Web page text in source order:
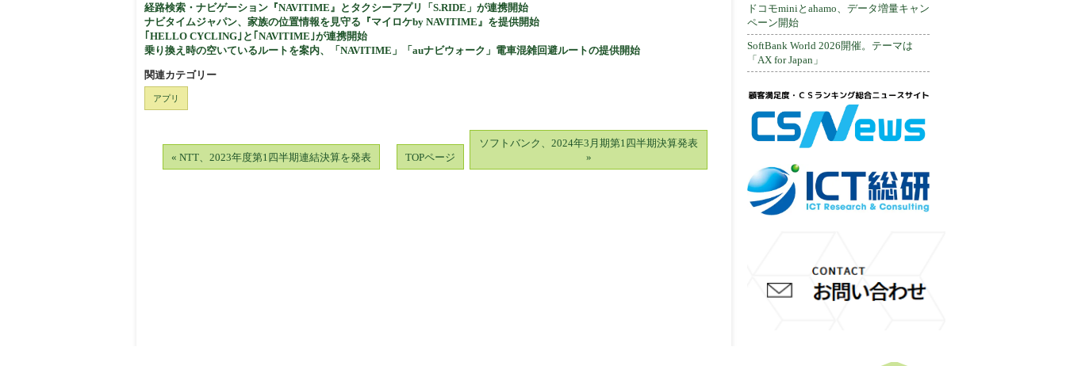
経路検索・ナビゲーション『NAVITIME』とタクシーアプリ「S.RIDE」が連携開始
ナビタイムジャパン、家族の位置情報を見守る『マイロケby NAVITIME』を提供開始
｢HELLO CYCLING｣と｢NAVITIME｣が連携開始
乗り換え時の空いているルートを案内、「NAVITIME」「auナビウォーク」電車混雑回避ルートの提供開始
関連カテゴリー
アプリ
« NTT、2023年度第1四半期連結決算を発表 TOPページ
ソフトバンク、2024年3月期第1四半期決算発表
»
ドコモminiとahamo、データ増量キャン
ペーン開始
SoftBank World 2026開催。テーマは
「AX for Japan」